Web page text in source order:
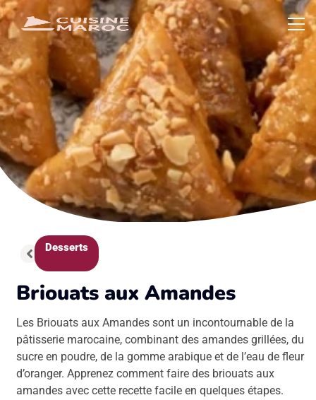
Desserts
Briouats aux Amandes
Les Briouats aux Amandes sont un incontournable de la
pâtisserie marocaine, combinant des amandes grillées, du
sucre en poudre, de la gomme arabique et de l’eau de fleur
d’oranger. Apprenez comment faire des briouats aux
amandes avec cette recette facile en quelques étapes.